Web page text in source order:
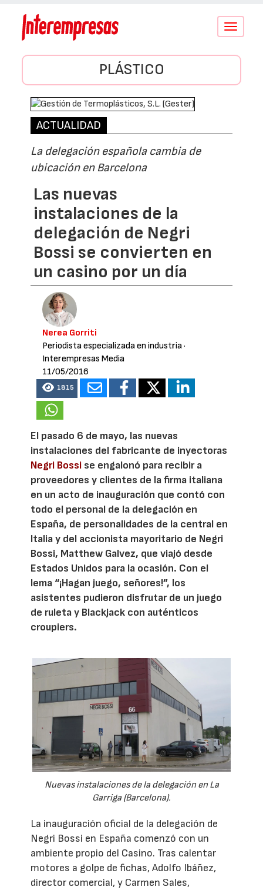
Conmutar
PLÁSTICO
ACTUALIDAD
La delegación española cambia de
ubicación en Barcelona
Las nuevas
instalaciones de la
delegación de Negri
Bossi se convierten en
un casino por un día
Nerea Gorriti
Periodista especializada en industria·
Interempresas Media
11/05/2016
1815
El pasado 6 de mayo, las nuevas
instalaciones del fabricante de inyectoras
Negri Bossi se engalonó para recibir a
proveedores y clientes de la firma italiana
en un acto de inauguración que contó con
todo el personal de la delegación en
España, de personalidades de la central en
Italia y del accionista mayoritario de Negri
Bossi, Matthew Galvez, que viajó desde
Estados Unidos para la ocasión. Con el
lema “¡Hagan juego, señores!”, los
asistentes pudieron disfrutar de un juego
de ruleta y Blackjack con auténticos
croupiers.
Nuevas instalaciones de la delegación en La
Garriga (Barcelona).
La inauguración oficial de la delegación de
Negri Bossi en España comenzó con un
ambiente propio del Casino. Tras calentar
motores a golpe de fichas, Adolfo Ibáñez,
director comercial, y Carmen Sales,